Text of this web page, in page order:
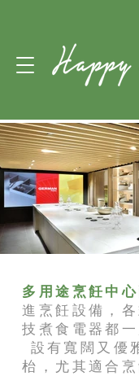
多用途烹飪中心
進烹飪設備，
技煮食電器都
設有寬闊又優
枱，尤其適合